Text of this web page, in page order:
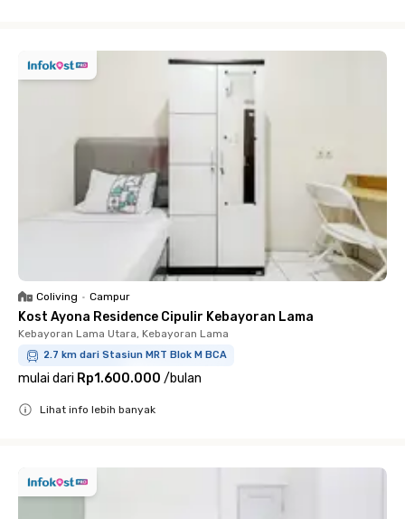
Coliving • Campur
Kost Ayona Residence Cipulir Kebayoran Lama
Kebayoran Lama Utara, Kebayoran Lama
2.7 km dari Stasiun MRT Blok M BCA
mulai dari Rp1.600.000 /bulan
Lihat info lebih banyak